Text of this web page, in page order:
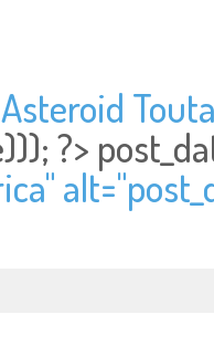
?>
alt="